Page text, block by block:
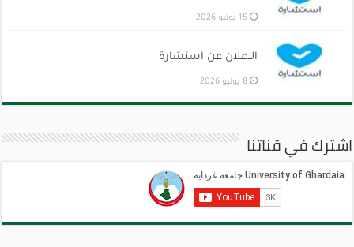
15 يوليو 2026
الاعلان عن استشارة
8 يوليو 2026
اشترك في قناتنا